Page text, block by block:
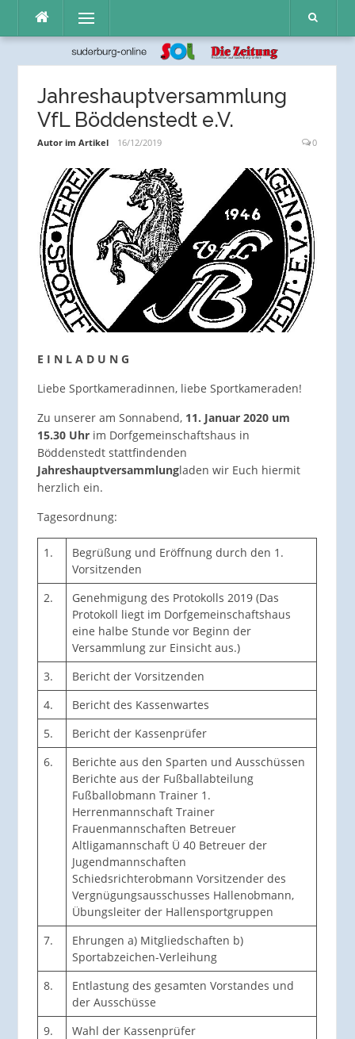
Inhalt
Menü
Jahreshauptversammlung
VfL Böddenstedt e.V.
Autor im Artikel 16/12/2019 0
E I N L A D U N G
Liebe Sportkameradinnen, liebe Sportkameraden!
Zu unserer am Sonnabend, 11. Januar 2020 um
15.30 Uhrim Dorfgemeinschaftshaus in
Böddenstedt stattfindenden
Jahreshauptversammlungladen wir Euch hiermit
herzlich ein.
Tagesordnung:
1.
Begrüßung und Eröffnung durch den 1.
Vorsitzenden
2.
Genehmigung des Protokolls 2019 (Das
Protokoll liegt im Dorfgemeinschaftshaus
eine halbe Stunde vor Beginn der
Versammlung zur Einsicht aus.)
3.
Bericht der Vorsitzenden
4.
Bericht des Kassenwartes
5.
Bericht der Kassenprüfer
6.
Berichte aus den Sparten und Ausschüssen
Berichte aus der Fußballabteilung
Fußballobmann Trainer 1.
Herrenmannschaft Trainer
Frauenmannschaften Betreuer
Altligamannschaft Ü 40 Betreuer der
Jugendmannschaften
Schiedsrichterobmann Vorsitzender des
Vergnügungsausschusses Hallenobmann,
Übungsleiter der Hallensportgruppen
7.
Ehrungen a) Mitgliedschaften b)
Sportabzeichen-Verleihung
8.
Entlastung des gesamten Vorstandes und
der Ausschüsse
9.
Wahl der Kassenprüfer